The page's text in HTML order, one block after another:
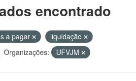
encontrado
a pagar
liquidação
Organizações: UFVJM